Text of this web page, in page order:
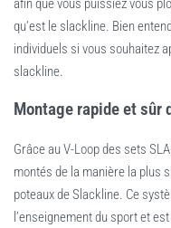
qu’est le slackline. Bien
individuels si vous souhaitez
slackline.
Montage rapide et sûr
Grâce au V-Loop des sets
montés de la manière la plus
poteaux de Slackline. Ce
l’enseignement du sport et